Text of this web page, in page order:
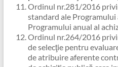
Ordinul nr.281/2016
standard ale
Programului anual al
Ordinul nr.264/2016
de selecţie pentru
de atribuire aferente